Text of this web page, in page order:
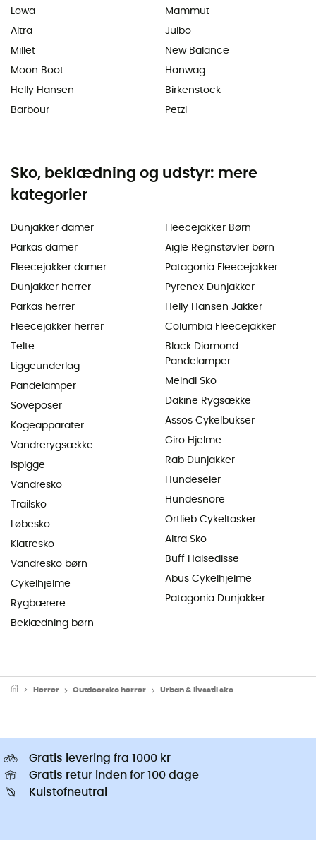
Lowa
Altra
Millet
Moon Boot
Helly Hansen
Barbour
Mammut
Julbo
New Balance
Hanwag
Birkenstock
Petzl
Sko, beklædning og udstyr: mere
kategorier
Dunjakker damer
Parkas damer
Fleecejakker damer
Dunjakker herrer
Parkas herrer
Fleecejakker herrer
Telte
Liggeunderlag
Pandelamper
Soveposer
Kogeapparater
Vandrerygsække
Ispigge
Vandresko
Trailsko
Løbesko
Klatresko
Vandresko børn
Cykelhjelme
Rygbærere
Beklædning børn
Fleecejakker Børn
Aigle Regnstøvler børn
Patagonia Fleecejakker
Pyrenex Dunjakker
Helly Hansen Jakker
Columbia Fleecejakker
Black Diamond
Pandelamper
Meindl Sko
Dakine Rygsække
Assos Cykelbukser
Giro Hjelme
Rab Dunjakker
Hundeseler
Hundesnore
Ortlieb Cykeltasker
Altra Sko
Buff Halsedisse
Abus Cykelhjelme
Patagonia Dunjakker
Herrer Outdoorsko herrer Urban & livsstil sko
Gratis levering fra 1000 kr
Gratis retur inden for 100 dage
Kulstofneutral